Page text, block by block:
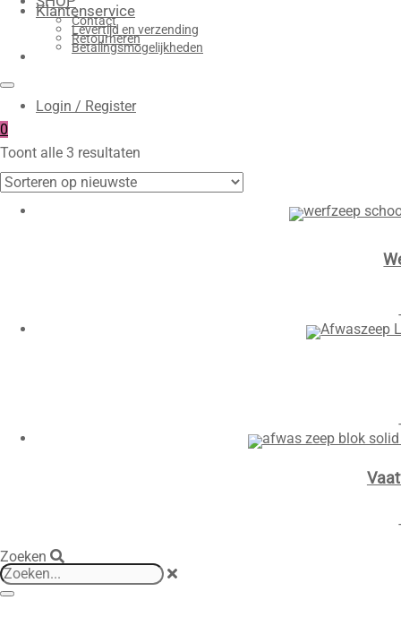
Klantenservice
Contact
Levertijd en verzending
Retourneren
Betalingsmogelijkheden
Login / Register
0
Toont alle 3 resultaten
nieuwste
Zoeken